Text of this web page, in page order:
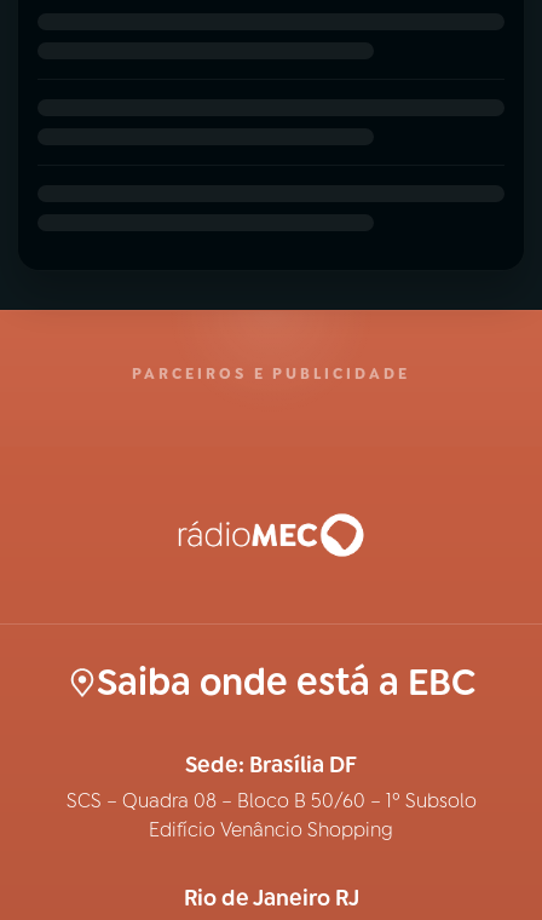
PARCEIROS E PUBLICIDADE
Saiba onde está a EBC
Sede: Brasília DF
SCS – Quadra 08 – Bloco B 50/60 – 1º Subsolo
Edifício Venâncio Shopping
Rio de Janeiro RJ